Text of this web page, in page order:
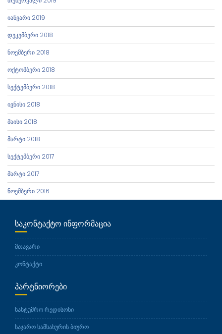
იანვარი 2019
დეკემბერი 2018
ნოემბერი 2018
ოქტომბერი 2018
სექტემბერი 2018
ივნისი 2018
მაისი 2018
მარტი 2018
სექტემბერი 2017
მარტი 2017
ნოემბერი 2016
ᲡᲐᲙᲝᲜᲢᲐᲥᲢᲝ ᲘᲜᲤᲝᲠᲛᲐᲪᲘᲐ
მთავარი
კონტაქტი
ᲞᲐᲠᲢᲜᲘᲝᲠᲔᲑᲘ
სასტუმრო რედისონი
საჯარო სამსახურის ბიურო